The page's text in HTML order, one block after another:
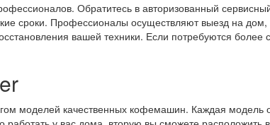
Обратитесь в авторизованный
сроки. Профессионалы осуществляют выезд на дом,
вашей техники. Если потребуются
моделей качественных кофемашин. Каждая